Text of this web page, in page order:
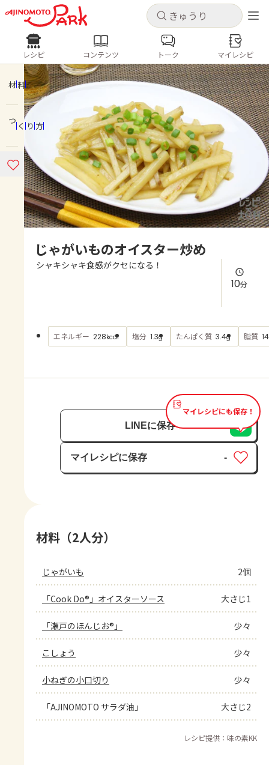
キャンセル
ログインするとレシピを保存できます
ログイン 新規登録
ホーム
コンテンツ
レシピ
よくあるお問い合わせ
AJINOMOTO PARK とは
キャンセル
レシピ コンテンツ
人気の食材・レシピ
きゅうり なす トマト
とうもろこし
ピーマン
みょうが ゴーヤ
レシピ コンテンツ トーク マイレシピ
材料
つくり方
じゃがいものオイスター炒め
シャキシャキ食感がクセになる！
10分
エネルギー 228kcal 塩分 1.3g たんぱく質 3.4g 脂質
マイレシピにも保存！
LINEに保存
マイレシピに保存
保存済み
-
材料（2人分）
じゃがいも 2個
「Cook Do®」オイスターソース 大さじ1
「瀬戸のほんじお®」 少々
こしょう 少々
小ねぎの小口切り 少々
「AJINOMOTO サラダ油」 大さじ2
レシピ提供：味の素KK